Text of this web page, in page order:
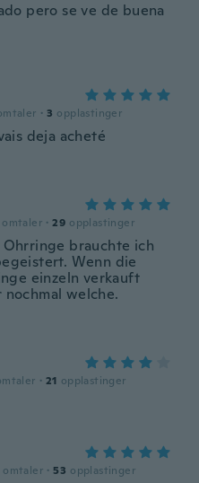
pero se ve de buena
· 3 opplastinger
deja acheté
omtaler · 29 opplastinger
brauchte ich
Wenn die
einzeln verkauft
welche.
· 21 opplastinger
omtaler · 53 opplastinger